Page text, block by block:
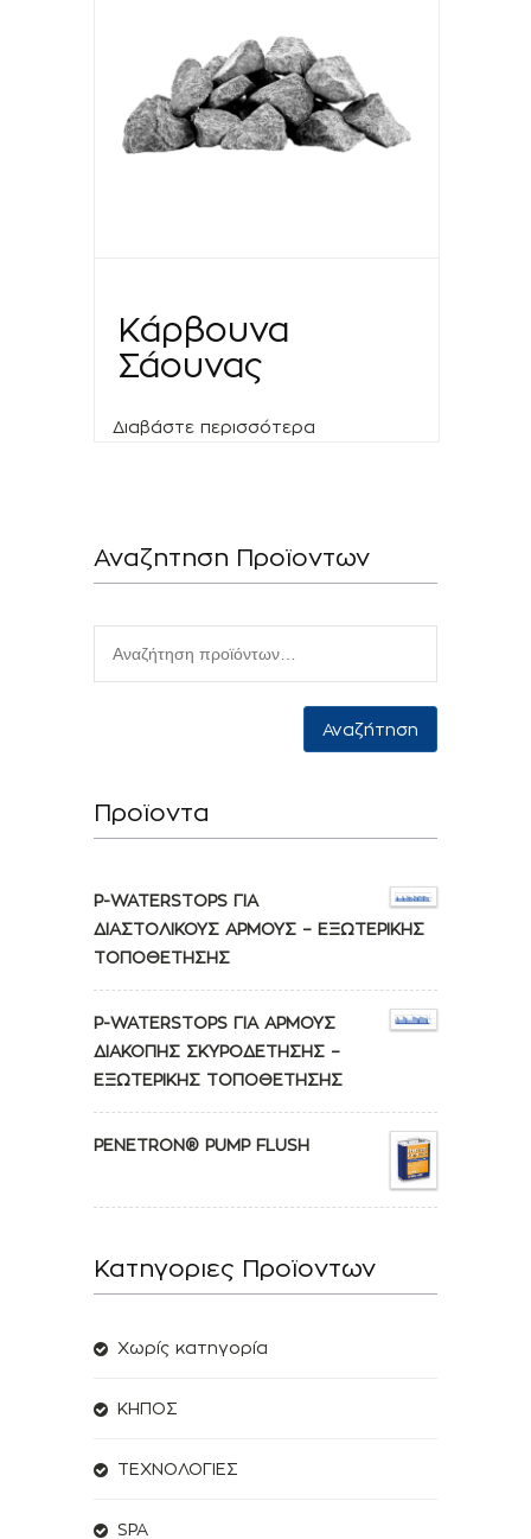
Κάρβουνα
Σάουνας
Διαβάστε περισσότερα
Αναζητηση Προϊοντων
Αναζήτηση
Προϊοντα
P-WATERSTOPS ΓΙΑ
ΔΙΑΣΤΟΛΙΚΟΥΣ ΑΡΜΟΥΣ – ΕΞΩΤΕΡΙΚΗΣ
ΤΟΠΟΘΕΤΗΣΗΣ
P-WATERSTOPS ΓΙΑ ΑΡΜΟΥΣ
ΔΙΑΚΟΠΗΣ ΣΚΥΡΟΔΕΤΗΣΗΣ –
ΕΞΩΤΕΡΙΚΗΣ ΤΟΠΟΘΕΤΗΣΗΣ
PENETRON® PUMP FLUSH
Κατηγοριες Προϊοντων
Χωρίς κατηγορία
ΚΗΠΟΣ
ΤΕΧΝΟΛΟΓΙΕΣ
SPA